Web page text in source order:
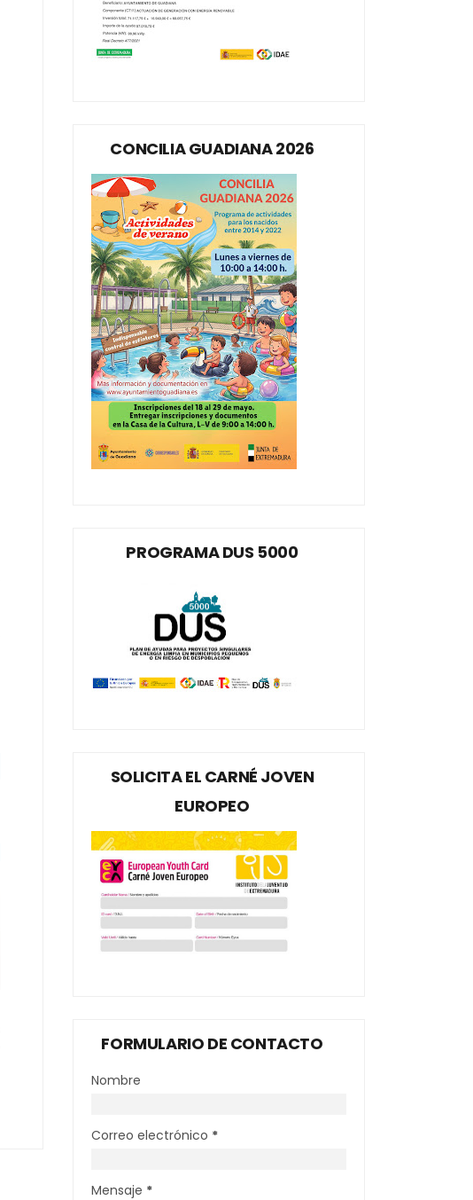
CONCILIA GUADIANA 2026
PROGRAMA DUS 5000
SOLICITA EL CARNÉ JOVEN
EUROPEO
FORMULARIO DE CONTACTO
Nombre
Correo electrónico *
Mensaje *